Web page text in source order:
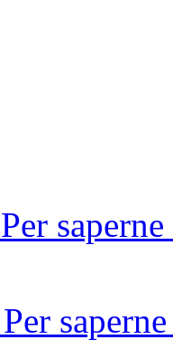
Per
Per